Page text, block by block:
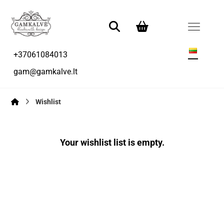
+37061084013
gam@gamkalve.lt
Wishlist
Your wishlist list is empty.